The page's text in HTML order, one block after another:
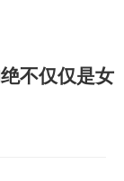
不仅仅是女